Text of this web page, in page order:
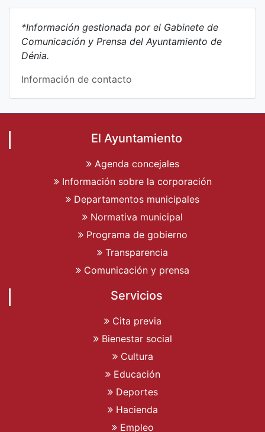
*Información gestionada por el Gabinete de
Comunicación y Prensa del Ayuntamiento de
Dénia.
Información de contacto
El Ayuntamiento
Agenda concejales
Información sobre la corporación
Departamentos municipales
Normativa municipal
Programa de gobierno
Transparencia
Comunicación y prensa
Servicios
Cita previa
Bienestar social
Cultura
Educación
Deportes
Hacienda
Empleo